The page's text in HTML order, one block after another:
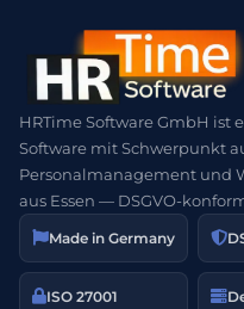
HRTime Software GmbH ist
Software mit Schwerpunkt
Personalmanagement und
aus Essen — DSGVO-
Made in Germany
ISO 27001